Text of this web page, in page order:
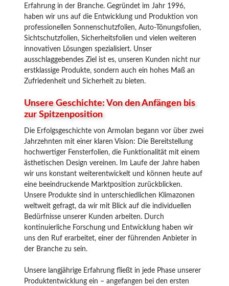
Erfahrung in der Branche. Gegründet im Jahr 1996,
haben wir uns auf die Entwicklung und Produktion von
professionellen Sonnenschutzfolien, Auto-Tönungsfolien,
Sichtschutzfolien, Sicherheitsfolien und vielen weiteren
innovativen Lösungen spezialisiert. Unser
ausschlaggebendes Ziel ist es, unseren Kunden nicht nur
erstklassige Produkte, sondern auch ein hohes Maß an
Zufriedenheit und Sicherheit zu bieten.
Unsere Geschichte: Von den Anfängen bis
zur Spitzenposition
Die Erfolgsgeschichte von Armolan begann vor über zwei
Jahrzehnten mit einer klaren Vision: Die Bereitstellung
hochwertiger Fensterfolien, die Funktionalität mit einem
ästhetischen Design vereinen. Im Laufe der Jahre haben
wir uns konstant weiterentwickelt und können heute auf
eine beeindruckende Marktposition zurückblicken.
Unsere Produkte sind in unterschiedlichen Klimazonen
weltweit gefragt, da wir mit Blick auf die individuellen
Bedürfnisse unserer Kunden arbeiten. Durch
kontinuierliche Forschung und Entwicklung haben wir
uns den Ruf erarbeitet, einer der führenden Anbieter in
der Branche zu sein.
Unsere langjährige Erfahrung fließt in jede Phase unserer
Produktentwicklung ein – angefangen bei den ersten